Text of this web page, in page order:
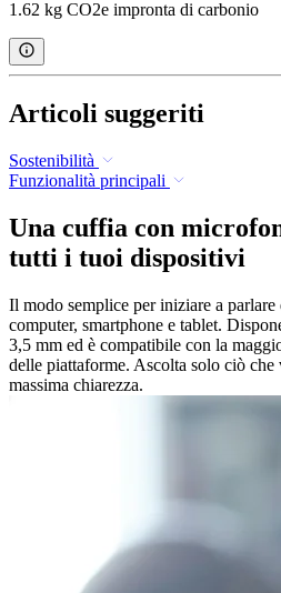
1.62 kg CO2e impronta di carbonio
Articoli suggeriti
Sostenibilità
Funzionalità principali
Una cuffia con
tutti i tuoi dispositivi
Il modo semplice per iniziare a
computer, smartphone e tablet.
3,5 mm ed è compatibile con la
delle piattaforme. Ascolta solo ciò che
massima chiarezza.